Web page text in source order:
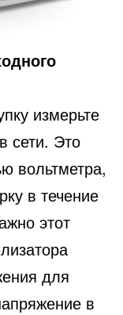
измерьте
сети. Это
вольтметра,
в течение
этот
для
в